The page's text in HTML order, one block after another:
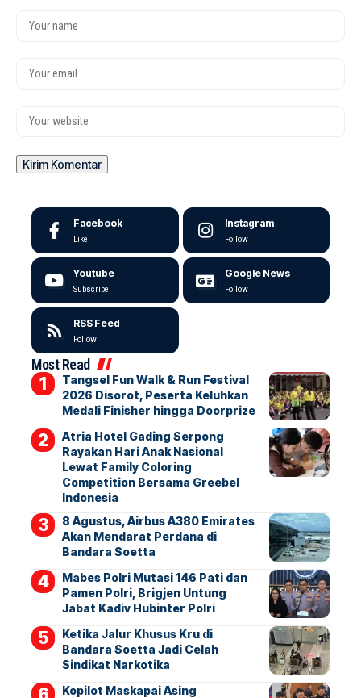
Facebook
Like
Instagram
Follow
Youtube
Subscribe
Google News
Follow
RSS Feed
Follow
Most Read
Tangsel Fun Walk & Run Festival
2026 Disorot, Peserta Keluhkan
Medali Finisher hingga Doorprize
Atria Hotel Gading Serpong
Rayakan Hari Anak Nasional
Lewat Family Coloring
Competition Bersama Greebel
Indonesia
8 Agustus, Airbus A380 Emirates
Akan Mendarat Perdana di
Bandara Soetta
Mabes Polri Mutasi 146 Pati dan
Pamen Polri, Brigjen Untung
Jabat Kadiv Hubinter Polri
Ketika Jalur Khusus Kru di
Bandara Soetta Jadi Celah
Sindikat Narkotika
Kopilot Maskapai Asing